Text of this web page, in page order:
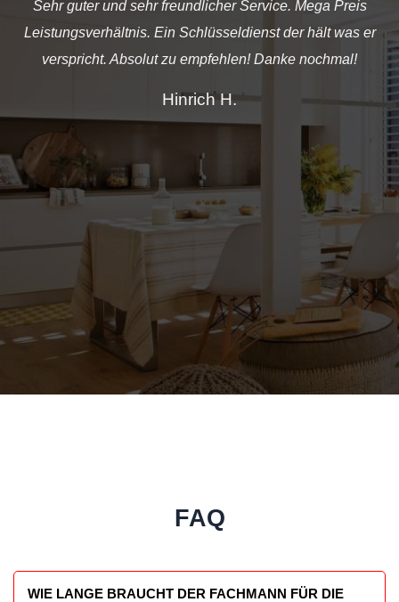
Sehr guter und sehr freundlicher Service. Mega Preis
Leistungsverhältnis. Ein Schlüsseldienst der hält was er
verspricht. Absolut zu empfehlen! Danke nochmal!
Hinrich H.
FAQ
WIE LANGE BRAUCHT DER FACHMANN FÜR DIE